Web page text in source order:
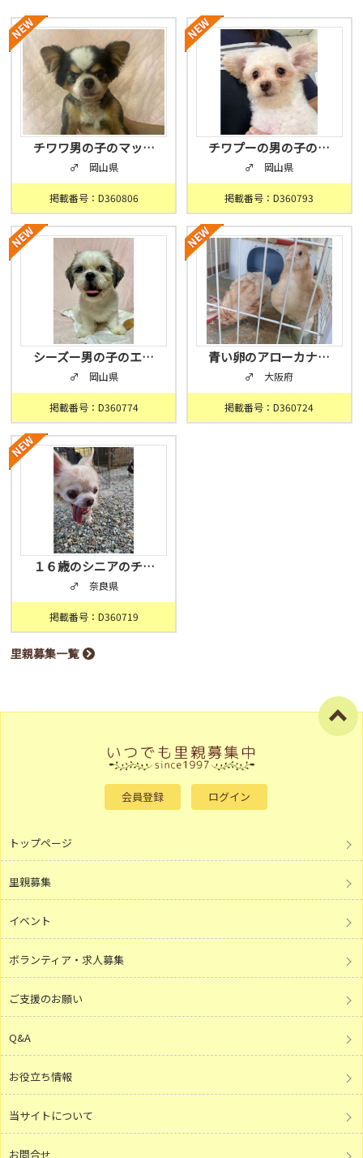
チワワ男の子のマッ…
♂ 岡山県
掲載番号：D360806
チワプーの男の子の…
♂ 岡山県
掲載番号：D360793
シーズー男の子のエ…
♂ 岡山県
掲載番号：D360774
青い卵のアローカナ…
♂ 大阪府
掲載番号：D360724
１６歳のシニアのチ…
♂ 奈良県
掲載番号：D360719
里親募集一覧
会員登録 ログイン
トップページ
里親募集
イベント
ボランティア・求人募集
ご支援のお願い
Q&A
お役立ち情報
当サイトについて
お問合せ